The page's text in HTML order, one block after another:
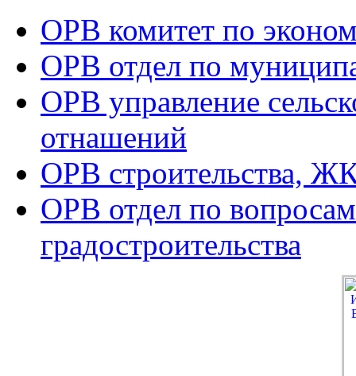
ОРВ комитет по
ОРВ отдел по
ОРВ управление
отнашений
ОРВ строительства,
ОРВ отдел по
градостроительства